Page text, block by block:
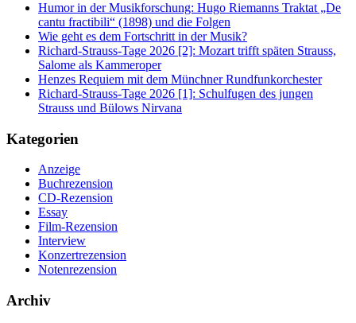
Humor in der Musikforschung: Hugo Riemanns Traktat „De
cantu fractibili“ (1898) und die Folgen
Wie geht es dem Fortschritt in der Musik?
Richard-Strauss-Tage 2026 [2]: Mozart trifft späten Strauss,
Salome als Kammeroper
Henzes Requiem mit dem Münchner Rundfunkorchester
Richard-Strauss-Tage 2026 [1]: Schulfugen des jungen
Strauss und Bülows Nirvana
Kategorien
Anzeige
Buchrezension
CD-Rezension
Essay
Film-Rezension
Interview
Konzertrezension
Notenrezension
Archiv